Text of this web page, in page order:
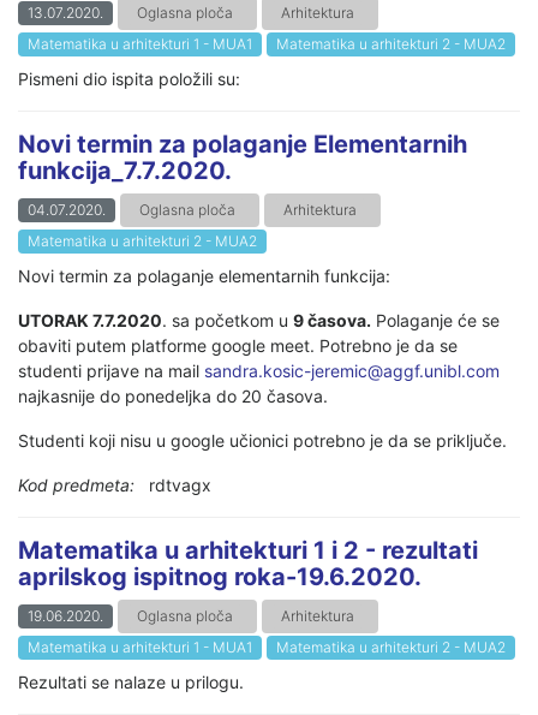
13.07.2020. Oglasna ploča
Arhitektura
Matematika u arhitekturi 1 - MUA1
Matematika u arhitekturi 2 - MUA2
Pismeni dio ispita položili su:
Novi termin za polaganje Elementarnih
funkcija_7.7.2020.
04.07.2020. Oglasna ploča
Arhitektura
Matematika u arhitekturi 2 - MUA2
Novi termin za polaganje elementarnih funkcija:
UTORAK 7.7.2020. sa početkom u 9 časova. Polaganje će se
obaviti putem platforme google meet. Potrebno je da se
studenti prijave na mail sandra.kosic-jeremic@aggf.unibl.com
najkasnije do ponedeljka do 20 časova.
Studenti koji nisu u google učionici potrebno je da se priključe.
Kod predmeta: rdtvagx
Matematika u arhitekturi 1 i 2 - rezultati
aprilskog ispitnog roka-19.6.2020.
19.06.2020. Oglasna ploča
Arhitektura
Matematika u arhitekturi 1 - MUA1
Matematika u arhitekturi 2 - MUA2
Rezultati se nalaze u prilogu.